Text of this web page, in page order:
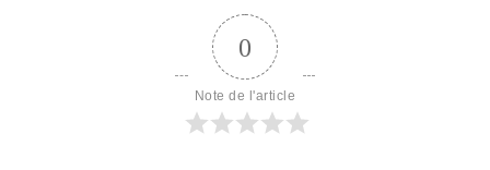
0
Note de l'article